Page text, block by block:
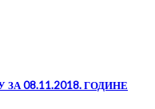
08.11.2018. ГОДИНЕ